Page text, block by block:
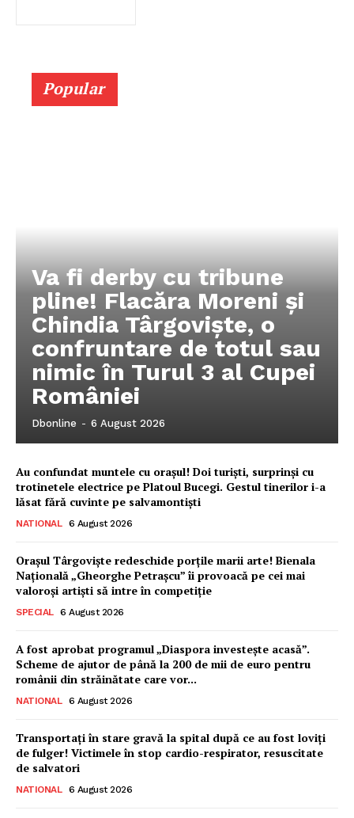
2 de 2
Popular
Va fi derby cu tribune
pline! Flacăra Moreni și
Chindia Târgoviște, o
confruntare de totul sau
nimic în Turul 3 al Cupei
României
Dbonline - 6 August 2026
Au confundat muntele cu orașul! Doi turiști, surprinși cu
trotinetele electrice pe Platoul Bucegi. Gestul tinerilor i-a
lăsat fără cuvinte pe salvamontiști
NATIONAL 6 August 2026
Orașul Târgoviște redeschide porțile marii arte! Bienala
Națională „Gheorghe Petrașcu” îi provoacă pe cei mai
valoroși artiști să intre în competiție
SPECIAL 6 August 2026
A fost aprobat programul „Diaspora investește acasă”.
Scheme de ajutor de până la 200 de mii de euro pentru
românii din străinătate care vor...
NATIONAL 6 August 2026
Transportați în stare gravă la spital după ce au fost loviți
de fulger! Victimele în stop cardio-respirator, resuscitate
de salvatori
NATIONAL 6 August 2026